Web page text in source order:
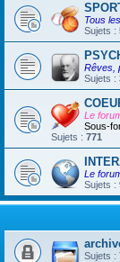
Tous
Sujets :
Rêves,
Sujets :
Le
Sous-
Sujets : 771
Le
Sujets :
Sujets :